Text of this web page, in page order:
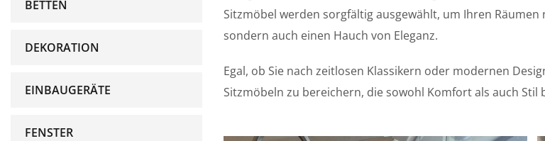
BETTEN
DEKORATION
EINBAUGERÄTE
FENSTER
Sitzmöbel werden sorgfältig ausgewählt, um Ihren
sondern auch einen Hauch von Eleganz.
Egal, ob Sie nach zeitlosen Klassikern oder modernen
Sitzmöbeln zu bereichern, die sowohl Komfort als auch Stil